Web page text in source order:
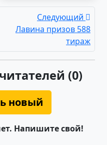
Следующий
Лавина призов 588
тираж
(0)
новый
Напишите свой!